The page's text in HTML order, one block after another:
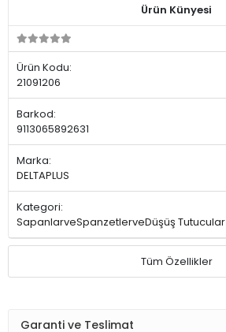
Ürün Künyesi
Ürün Kodu:
21091206
Barkod:
9113065892631
Marka:
DELTAPLUS
Kategori:
SapanlarveSpanzetlerveDüşüş Tutucular
Tüm Özellikler
Garanti ve Teslimat